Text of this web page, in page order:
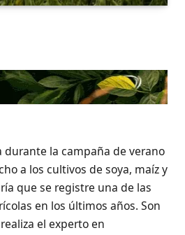
durante la campaña de verano
a los cultivos de soya, maíz y
que se registre una de las
en los últimos años. Son
el experto en